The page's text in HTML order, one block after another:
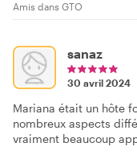
Amis dans GTO
sanaz
30 avril 2024
Mariana était un hôte
nombreux aspects
vraiment beaucoup